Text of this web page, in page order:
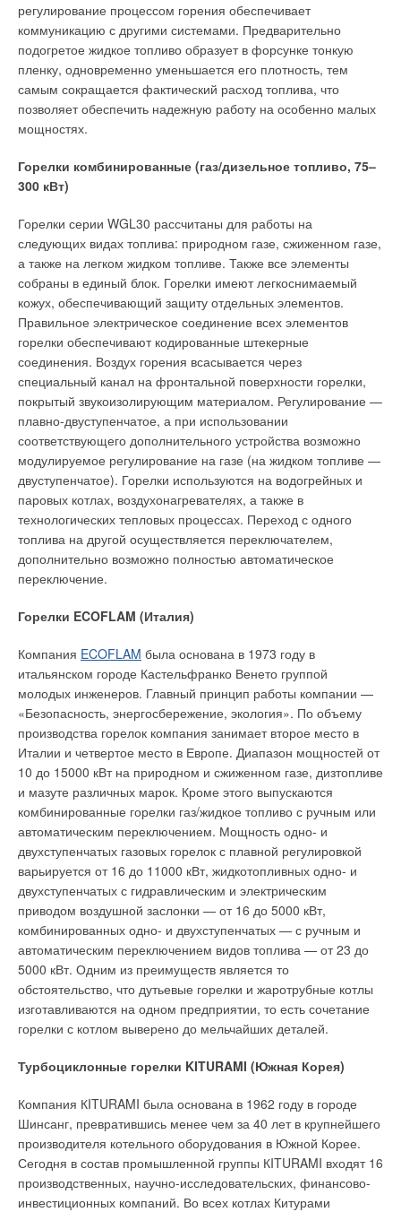
регулирование процессом горения обеспечивает
коммуникацию с другими системами. Предварительно
подогретое жидкое топливо образует в форсунке тонкую
пленку, одновременно уменьшается его плотность, тем
самым сокращается фактический расход топлива, что
позволяет обеспечить надежную работу на особенно малых
мощностях.
Горелки комбинированные (газ/дизельное топливо, 75–
300 кВт)
Горелки серии WGL30 рассчитаны для работы на
следующих видах топлива: природном газе, сжиженном газе,
а также на легком жидком топливе. Также все элементы
собраны в единый блок. Горелки имеют легкоснимаемый
кожух, обеспечивающий защиту отдельных элементов.
Правильное электрическое соединение всех элементов
горелки обеспечивают кодированные штекерные
соединения. Воздух горения всасывается через
специальный канал на фронтальной поверхности горелки,
покрытый звукоизолирующим материалом. Регулирование —
плавно-двуступенчатое, а при использовании
соответствующего дополнительного устройства возможно
модулируемое регулирование на газе (на жидком топливе —
двуступенчатое). Горелки используются на водогрейных и
паровых котлах, воздухонагревателях, а также в
технологических тепловых процессах. Переход с одного
топлива на другой осуществляется переключателем,
дополнительно возможно полностью автоматическое
переключение.
Горелки ECOFLAM (Италия)
Компания ECOFLAM была основана в 1973 году в
итальянском городе Кастельфранко Венето группой
молодых инженеров. Главный принцип работы компании —
«Безопасность, энергосбережение, экология». По объему
производства горелок компания занимает второе место в
Италии и четвертое место в Европе. Диапазон мощностей от
10 до 15000 кВт на природном и сжиженном газе, дизтопливе
и мазуте различных марок. Кроме этого выпускаются
комбинированные горелки газ/жидкое топливо с ручным или
автоматическим переключением. Мощность одно- и
двухступенчатых газовых горелок с плавной регулировкой
варьируется от 16 до 11000 кВт, жидкотопливных одно- и
двухступенчатых с гидравлическим и электрическим
приводом воздушной заслонки — от 16 до 5000 кВт,
комбинированных одно- и двухступенчатых — с ручным и
автоматическим переключением видов топлива — от 23 до
5000 кВт. Одним из преимуществ является то
обстоятельство, что дутьевые горелки и жаротрубные котлы
изготавливаются на одном предприятии, то есть сочетание
горелки с котлом выверено до мельчайших деталей.
Турбоциклонные горелки KITURAMI (Южная Корея)
Компания КITURAMI была основана в 1962 году в городе
Шинсанг, превратившись менее чем за 40 лет в крупнейшего
производителя котельного оборудования в Южной Корее.
Сегодня в состав промышленной группы КITURAMI входят 16
производственных, научно-исследовательских, финансово-
инвестиционных компаний. Во всех котлах Китурами